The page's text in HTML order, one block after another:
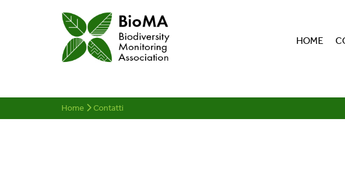
HOME
Home Contatti